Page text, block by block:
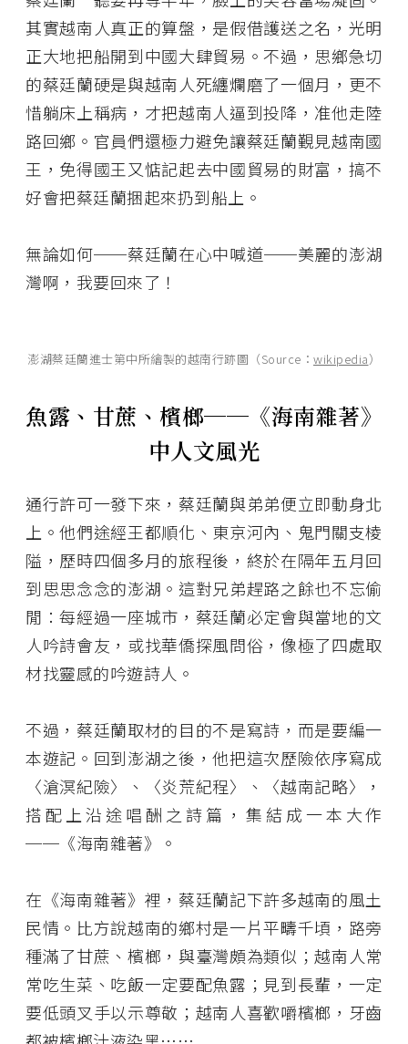
其實越南人真正的算盤，是假借護送之名，光明
正大地把船開到中國大肆貿易。不過，思鄉急切
的蔡廷蘭硬是與越南人死纏爛磨了一個月，更不
惜躺床上稱病，才把越南人逼到投降，准他走陸
路回鄉。官員們還極力避免讓蔡廷蘭覲見越南國
王，免得國王又惦記起去中國貿易的財富，搞不
好會把蔡廷蘭捆起來扔到船上。
無論如何──蔡廷蘭在心中喊道──美麗的澎湖
灣啊，我要回來了！
澎湖蔡廷蘭進士第中所繪製的越南行跡圖（Source： wikipedia）
魚露、甘蔗、檳榔──《海南雜著》
中人文風光
通行許可一發下來，蔡廷蘭與弟弟便立即動身北
上。他們途經王都順化、東京河內、鬼門關支棱
隘，歷時四個多月的旅程後，終於在隔年五月回
到思思念念的澎湖。這對兄弟趕路之餘也不忘偷
閒：每經過一座城市，蔡廷蘭必定會與當地的文
人吟詩會友，或找華僑探風問俗，像極了四處取
材找靈感的吟遊詩人。
不過，蔡廷蘭取材的目的不是寫詩，而是要編一
本遊記。回到澎湖之後，他把這次歷險依序寫成
〈滄溟紀險〉、〈炎荒紀程〉、〈越南記略〉，
搭配上沿途唱酬之詩篇，集結成一本大作
──《海南雜著》。
在《海南雜著》裡，蔡廷蘭記下許多越南的風土
民情。比方說越南的鄉村是一片平疇千頃，路旁
種滿了甘蔗、檳榔，與臺灣頗為類似；越南人常
常吃生菜、吃飯一定要配魚露；見到長輩，一定
要低頭叉手以示尊敬；越南人喜歡嚼檳榔，牙齒